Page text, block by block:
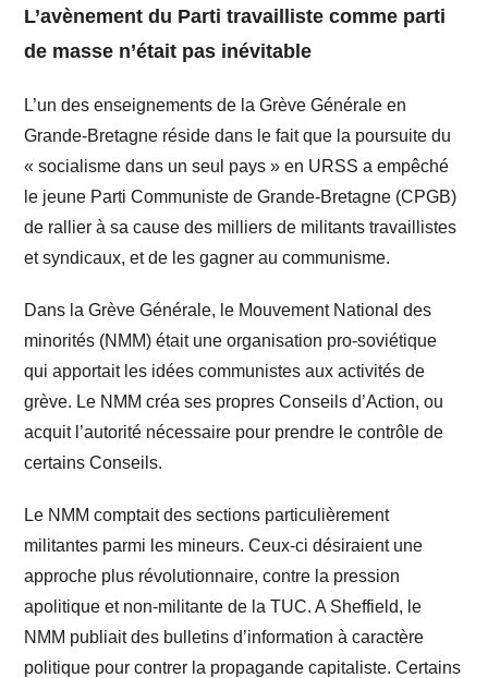
L’avènement du Parti travailliste comme parti
de masse n’était pas inévitable
L’un des enseignements de la Grève Générale en
Grande-Bretagne réside dans le fait que la poursuite du
« socialisme dans un seul pays » en URSS a empêché
le jeune Parti Communiste de Grande-Bretagne (CPGB)
de rallier à sa cause des milliers de militants travaillistes
et syndicaux, et de les gagner au communisme.
Dans la Grève Générale, le Mouvement National des
minorités (NMM) était une organisation pro-soviétique
qui apportait les idées communistes aux activités de
grève. Le NMM créa ses propres Conseils d’Action, ou
acquit l’autorité nécessaire pour prendre le contrôle de
certains Conseils.
Le NMM comptait des sections particulièrement
militantes parmi les mineurs. Ceux-ci désiraient une
approche plus révolutionnaire, contre la pression
apolitique et non-militante de la TUC. A Sheffield, le
NMM publiait des bulletins d’information à caractère
politique pour contrer la propagande capitaliste. Certains